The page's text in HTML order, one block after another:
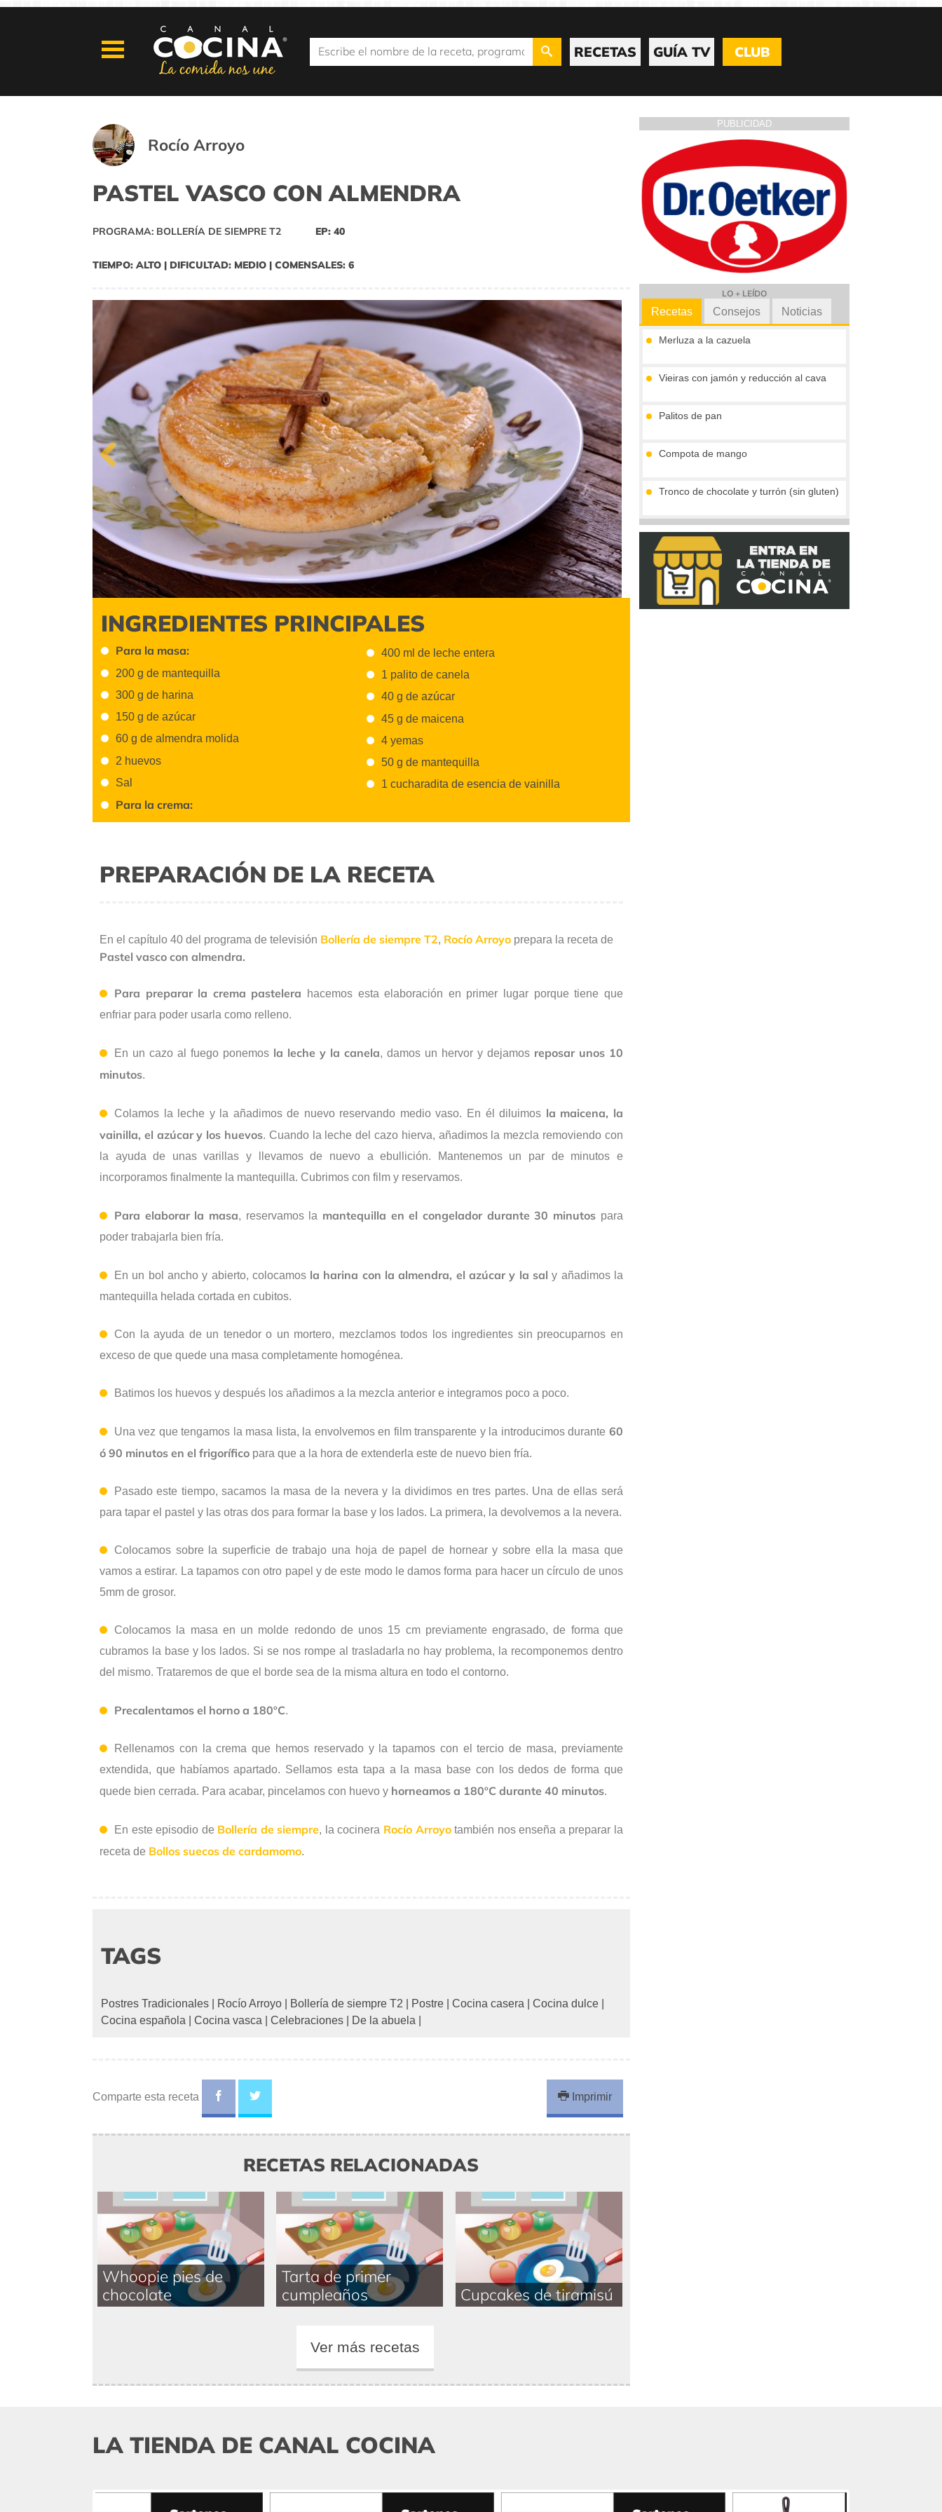
RECETAS GUÍA TV CLUB
Rocío Arroyo
PASTEL VASCO CON ALMENDRA
PROGRAMA: BOLLERÍA DE SIEMPRE T2 EP: 40
TIEMPO: ALTO | DIFICULTAD: MEDIO | COMENSALES: 6
Previous
INGREDIENTES PRINCIPALES
Para la masa:
200 g de mantequilla
300 g de harina
150 g de azúcar
60 g de almendra molida
2 huevos
Sal
Para la crema:
400 ml de leche entera
1 palito de canela
40 g de azúcar
45 g de maicena
4 yemas
50 g de mantequilla
1 cucharadita de esencia de vainilla
PREPARACIÓN DE LA RECETA
En el capítulo 40 del programa de televisión Bollería de siempre T2, Rocío Arroyo prepara la receta de
Pastel vasco con almendra.
Para preparar la crema pastelera hacemos esta elaboración en primer lugar porque tiene que
enfriar para poder usarla como relleno.
En un cazo al fuego ponemosla leche y la canela, damos un hervor y dejamos reposar unos 10
minutos.
Colamos la leche y la añadimos de nuevo reservando medio vaso. En él diluimos la maicena, la
vainilla, el azúcar y los huevos. Cuando la leche del cazo hierva, añadimos la mezcla removiendo con
la ayuda de unas varillas y llevamos de nuevo a ebullición. Mantenemos un par de minutos e
incorporamos finalmente la mantequilla. Cubrimos con film y reservamos.
Para elaborar la masa, reservamos la mantequilla en el congelador durante 30 minutos para
poder trabajarla bien fría.
En un bol ancho y abierto, colocamos la harina con la almendra, el azúcar y la sal y añadimos la
mantequilla helada cortada en cubitos.
Con la ayuda de un tenedor o un mortero, mezclamos todos los ingredientes sin preocuparnos en
exceso de que quede una masa completamente homogénea.
Batimos los huevos y después los añadimos a la mezcla anterior e integramos poco a poco.
Una vez que tengamos la masa lista, la envolvemos en film transparente y la introducimos durante 60
ó 90 minutos en el frigorífico para que a la hora de extenderla este de nuevo bien fría.
Pasado este tiempo, sacamos la masa de la nevera y la dividimos en tres partes. Una de ellas será
para tapar el pastel y las otras dos para formar la base y los lados. La primera, la devolvemos a la nevera.
Colocamos sobre la superficie de trabajo una hoja de papel de hornear y sobre ella la masa que
vamos a estirar. La tapamos con otro papel y de este modo le damos forma para hacer un círculo de unos
5mm de grosor.
Colocamos la masa en un molde redondo de unos 15 cm previamente engrasado, de forma que
cubramos la base y los lados. Si se nos rompe al trasladarla no hay problema, la recomponemos dentro
del mismo. Trataremos de que el borde sea de la misma altura en todo el contorno.
Precalentamos el horno a 180ºC.
Rellenamos con la crema que hemos reservado y la tapamos con el tercio de masa, previamente
extendida, que habíamos apartado. Sellamos esta tapa a la masa base con los dedos de forma que
quede bien cerrada. Para acabar, pincelamos con huevo y horneamos a 180ºC durante 40 minutos.
En este episodio de Bollería de siempre, la cocinera Rocío Arroyotambién nos enseña a preparar la
receta de Bollos suecos de cardamomo.
TAGS
Postres Tradicionales Rocío Arroyo Bollería de siempre T2 Postre Cocina casera Cocina dulce
Cocina española
Cocina vasca Celebraciones De la abuela
Comparte esta receta Imprimir
RECETAS RELACIONADAS
Whoopie pies de
chocolate
Tarta de primer
cumpleaños
Cupcakes de tiramisú
Ver más recetas
PUBLICIDAD
LO + LEÍDO
Recetas
Merluza a la cazuela
Vieiras con jamón y reducción al cava
Palitos de pan
Compota de mango
Tronco de chocolate y turrón (sin gluten)
Crema de boletus y huevo de codorniz
Consejos Noticias
LA TIENDA DE CANAL COCINA